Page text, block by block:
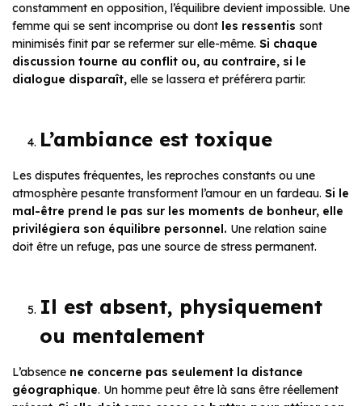
constamment en opposition, l’équilibre devient impossible. Une
femme qui se sent incomprise ou dont les ressentis sont
minimisés finit par se refermer sur elle-même. Si chaque
discussion tourne au conflit ou, au contraire, si le
dialogue disparaît, elle se lassera et préférera partir.
L’ambiance est toxique
Les disputes fréquentes, les reproches constants ou une
atmosphère pesante transforment l’amour en un fardeau. Si le
mal-être prend le pas sur les moments de bonheur, elle
privilégiera son équilibre personnel. Une relation saine
doit être un refuge, pas une source de stress permanent.
Il est absent, physiquement
ou mentalement
L’absence ne concerne pas seulement la distance
géographique. Un homme peut être là sans être réellement